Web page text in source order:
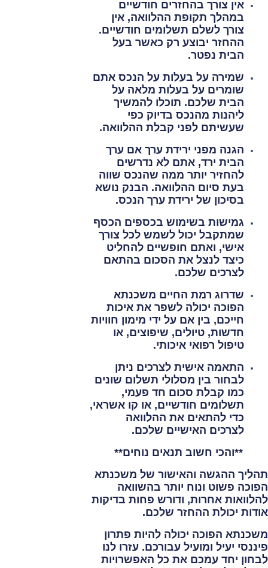
אין צורך בהחזרים חודשיים
במהלך תקופת ההלוואה, אין
צורך לשלם תשלומים חודשיים.
ההחזר יבוצע רק כאשר בעל
הבית נפטר.
שמירה על בעלות על הנכס אתם
שומרים על בעלות מלאה על
הבית שלכם. תוכלו להמשיך
ליהנות מהנכס בדיוק כפי
שעשיתם לפני קבלת ההלוואה.
הגנה מפני ירידת ערך אם ערך
הבית ירד, אתם לא נדרשים
להחזיר יותר ממה שהנכס שווה
בעת סיום ההלוואה. הבנק נושא
בסיכון של ירידת ערך הנכס.
גמישות בשימוש בכספים הכסף
שמתקבל יכול לשמש לכל צורך
אישי, ואתם חופשיים להחליט
כיצד לנצל את הסכום בהתאם
לצרכים שלכם.
שדרוג רמת החיים משכנתא
הפוכה יכולה לשפר את איכות
חייכם, בין אם על ידי מימון חוויות
חדשות, טיולים, שיפוצים, או
טיפול רפואי איכותי.
התאמה אישית לצרכים ניתן
לבחור בין מסלולי תשלום שונים
כמו קבלת סכום חד פעמי,
תשלומים חודשיים, או קו אשראי,
כדי להתאים את ההלוואה
לצרכים האישיים שלכם.
**והכי חשוב תנאים נוחים**
תהליך ההגשה והאישור של משכנתא
הפוכה פשוט ונוח יותר בהשוואה
להלוואות אחרות, ודורש פחות בדיקות
אודות יכולת ההחזר שלכם.
משכנתא הפוכה יכולה להיות פתרון
פיננסי יעיל ומועיל עבורכם. עזרו לנו
לבחון יחד עמכם את כל האפשרויות